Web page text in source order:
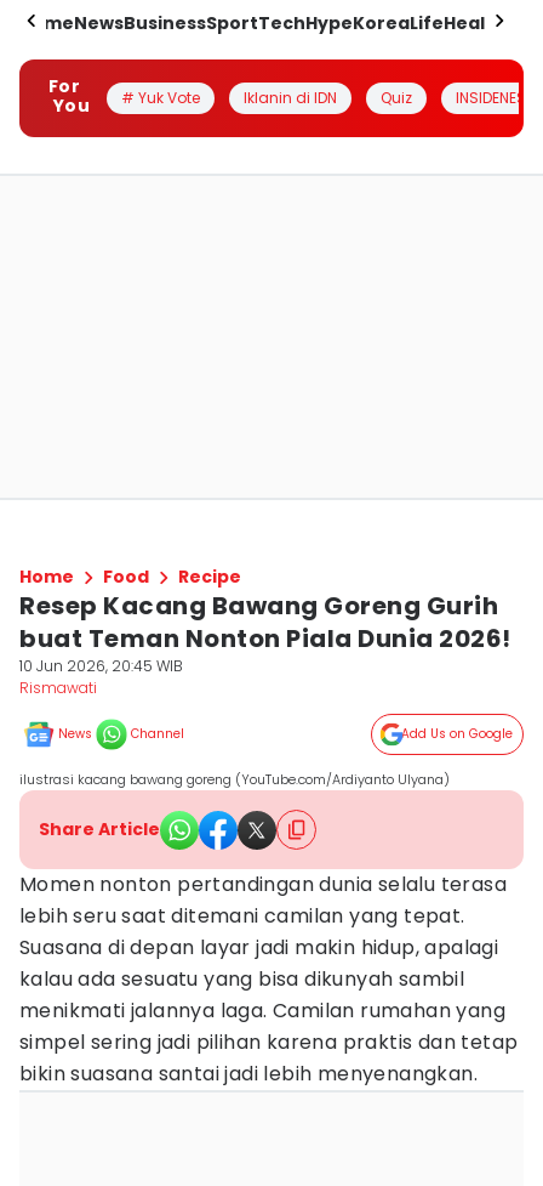
HomeNewsBusinessSportTechHypeKoreaLifeHealth
For
You
# Yuk Vote Iklanin di IDN Quiz INSIDENESIA
Home Food Recipe
Resep Kacang Bawang Goreng Gurih
buat Teman Nonton Piala Dunia 2026!
10 Jun 2026, 20:45 WIB
Rismawati
News Channel Add Us on Google
ilustrasi kacang bawang goreng (YouTube.com/Ardiyanto Ulyana)
Share Article
Momen nonton pertandingan dunia selalu terasa
lebih seru saat ditemani camilan yang tepat.
Suasana di depan layar jadi makin hidup, apalagi
kalau ada sesuatu yang bisa dikunyah sambil
menikmati jalannya laga. Camilan rumahan yang
simpel sering jadi pilihan karena praktis dan tetap
bikin suasana santai jadi lebih menyenangkan.